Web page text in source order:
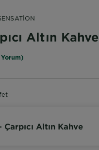
Altın Kahve
Çarpıcı Altın Kahve